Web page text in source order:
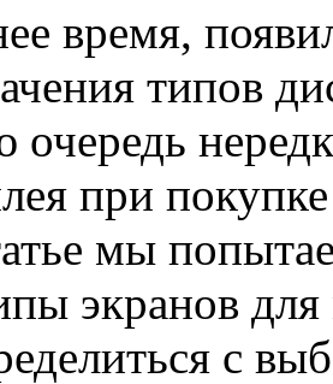
время,
типов
очередь
при
мы
экранов
с